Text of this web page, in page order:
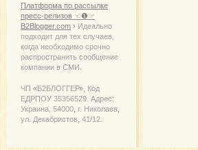
Платформа по рассылке
пресс-релизов ☜❶☞
B2Blogger.com › Идеально
подходит для тех случаев,
когда необходимо срочно
распространить сообщение
компании в СМИ.
ЧП «Б2БЛОГГЕР», Код
ЕДРПОУ 35356529. Адрес:
Украина, 54000, г. Николаев,
ул. Декабристов, 41/12.